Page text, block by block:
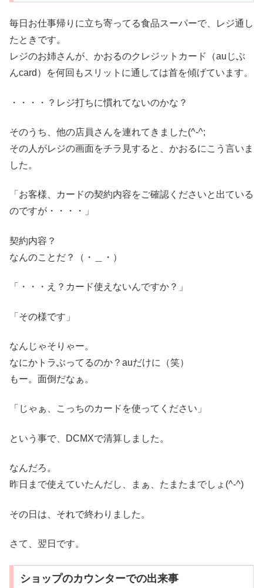
毎日お仕事帰りに立ち寄ってる食品スーパーで、レジ通し
たときです。
レジのお姉さんが、かおるのクレジットカード（auじぶ
んcard）を何回もスリットに通しては首を傾げています。
・・・・？レジ打ちに慣れてないのかな？
そのうち、他の店員さんを連れてきました(^-^;
その人がレジの画面をチラ見すると、かおるにこう言いま
した。
「お客様、カードの契約内容をご確認くださいと出ている
のですが・・・・」
契約内容？
なんのことだ？（・＿・）
「・・・え？カード使えないんですか？」
「その様です」
なんじゃそりゃー。
なにかトラぶってるのか？auだけに（笑）
もー。面倒だなぁ。
「じゃぁ、こっちのカードを使ってください」
という事で、DCMXで清算しました。
なんだろ。
昨日まで使えていたんだし、まぁ、たまたまでしょ(^-^)
その日は、それで終わりました。
さて、翌日です。
ショップのカウンターでの出来事